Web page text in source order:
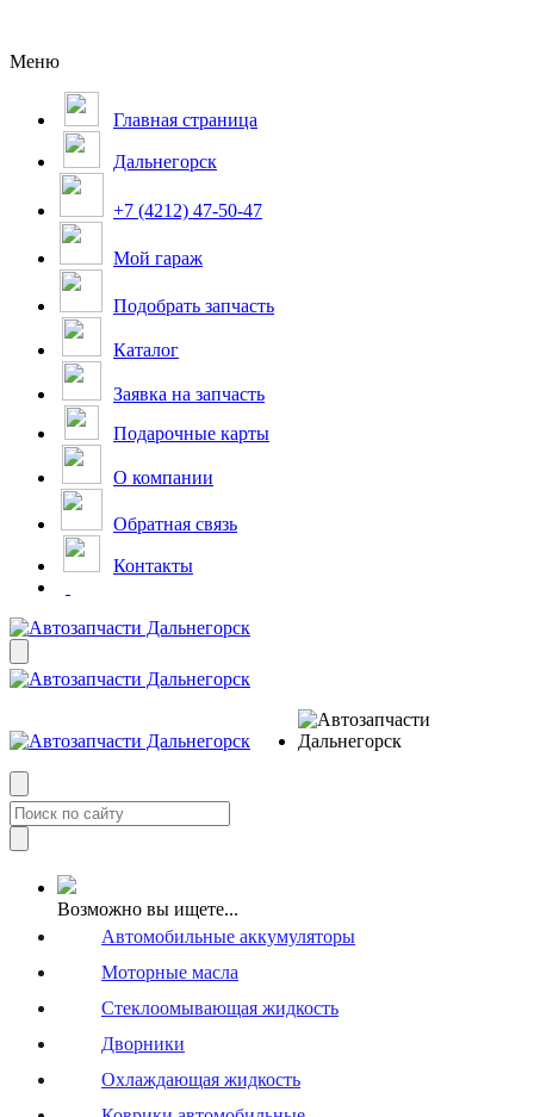
Меню
Главная страница
Дальнегорск
+7 (4212) 47-50-47
Мой гараж
Подобрать запчасть
Каталог
Заявка на запчасть
Подарочные карты
О компании
Обратная связь
Контакты
Возможно вы ищете...
Автомобильные аккумуляторы
Моторные масла
Стеклоомывающая жидкость
Дворники
Охлаждающая жидкость